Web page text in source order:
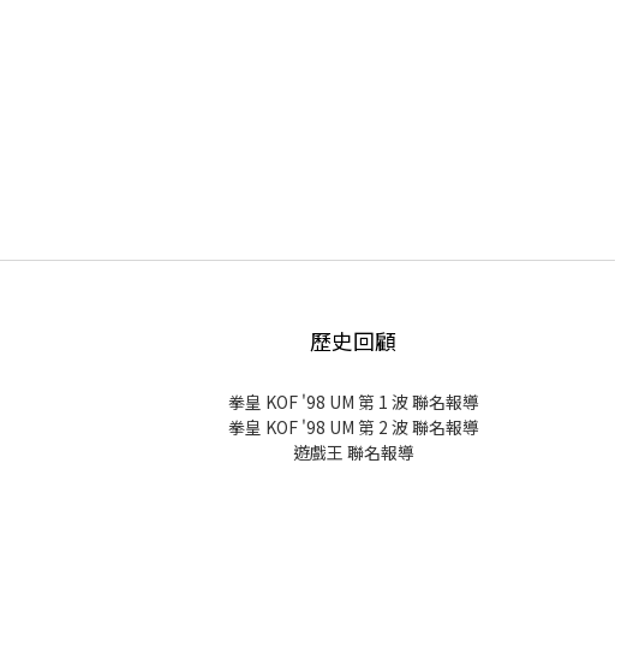
歷史回顧
拳皇 KOF '98 UM 第 1 波 聯名報導
拳皇 KOF '98 UM 第 2 波 聯名報導
遊戲王 聯名報導